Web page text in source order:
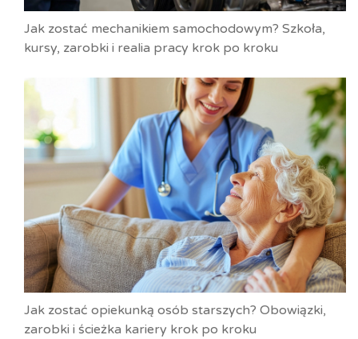
Jak zostać mechanikiem samochodowym? Szkoła,
kursy, zarobki i realia pracy krok po kroku
Jak zostać opiekunką osób starszych? Obowiązki,
zarobki i ścieżka kariery krok po kroku